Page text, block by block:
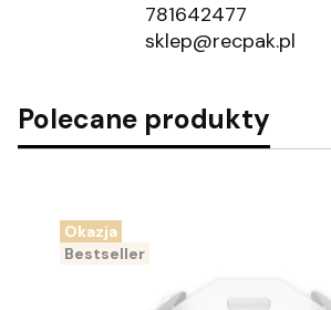
781642477
sklep@recpak.pl
Polecane produkty
Okazja
Bestseller